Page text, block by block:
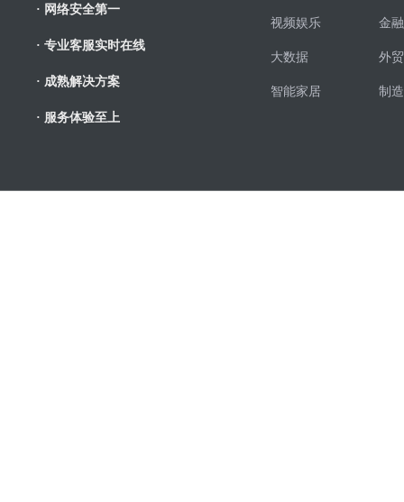
· 网络安全第一
· 专业客服实时在线
· 成熟解决方案
· 服务体验至上
视频娱乐 金
大数据 外
智能家居 制